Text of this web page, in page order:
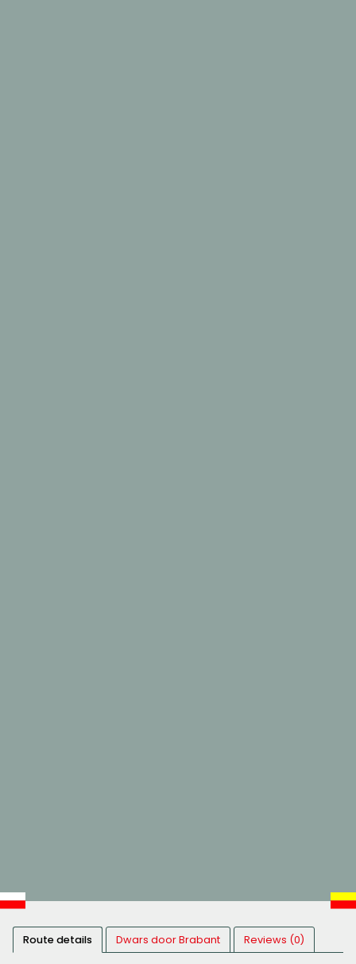
Route details Dwars door Brabant Reviews (0)